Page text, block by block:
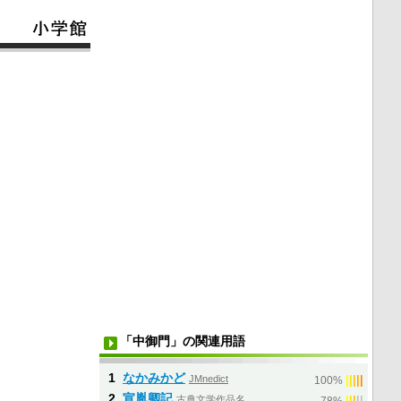
「中御門」の関連用語
1 なかみかど JMnedict 100%